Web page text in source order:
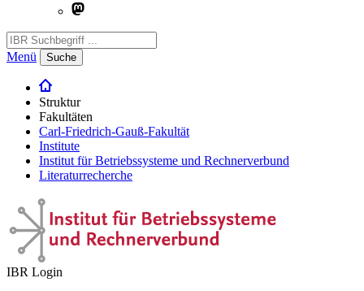
Menü Suche
Struktur
Fakultäten
Carl-Friedrich-Gauß-Fakultät
Institute
Institut für Betriebssysteme und Rechnerverbund
Literaturrecherche
IBR Login